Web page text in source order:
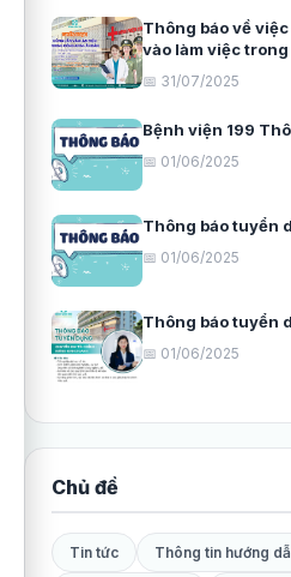
Thông báo về
vào làm việc
📅 31/07/2025
Bệnh viện 199
📅 01/06/2025
Thông báo tuyển
📅 01/06/2025
Thông báo tuyển
📅 01/06/2025
Chủ đề
Tin tức Thông tin hướng